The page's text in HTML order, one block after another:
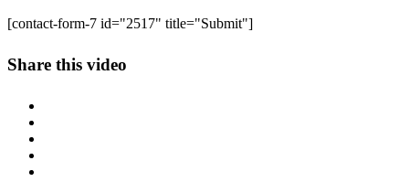
[contact-form-7 id="2517" title="Submit"]
Share this video